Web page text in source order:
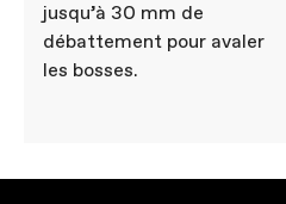
jusqu’à 30 mm de
débattement pour avaler
les bosses.